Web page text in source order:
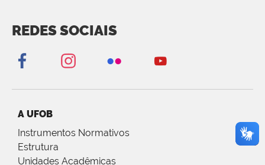
REDES SOCIAIS
A UFOB
Instrumentos Normativos
Estrutura
Unidades Acadêmicas